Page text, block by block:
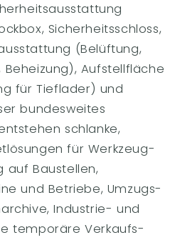
Sicherheitsschloss,
(Belüftung,
Beheizung), Aufstellfläche
für Tieflader) und
bundesweites
schlanke,
für Werkzeug-
auf Baustellen,
und Betriebe, Umzugs-
Industrie- und
temporäre Verkaufs-